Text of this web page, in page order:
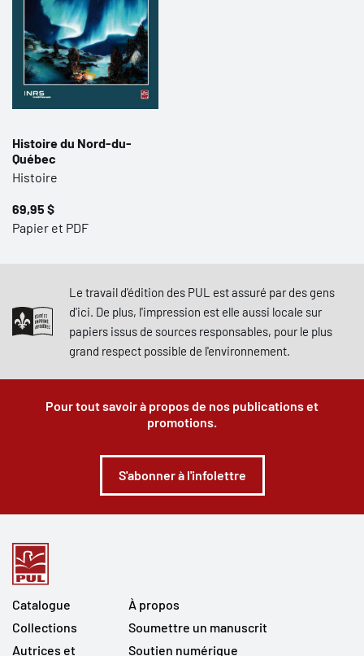
Histoire du Nord-du-
Québec
Histoire
69,95 $
Papier et PDF
Le travail d'édition des PUL est assuré par des gens
d'ici. De plus, l'impression est elle aussi locale sur
papiers issus de sources responsables, pour le plus
grand respect possible de l'environnement.
Pour tout savoir à propos de nos publications et
promotions.
S'abonner à l'infolettre
Catalogue
Collections
Autrices et
À propos
Soumettre un manuscrit
Soutien numérique